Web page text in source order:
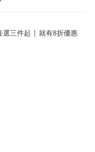
選三件起 | 就有8折優惠